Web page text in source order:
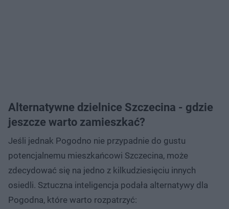
Alternatywne dzielnice Szczecina - gdzie
jeszcze warto zamieszkać?
Jeśli jednak Pogodno nie przypadnie do gustu
potencjalnemu mieszkańcowi Szczecina, może
zdecydować się na jedno z kilkudziesięciu innych
osiedli. Sztuczna inteligencja podała alternatywy dla
Pogodna, które warto rozpatrzyć: